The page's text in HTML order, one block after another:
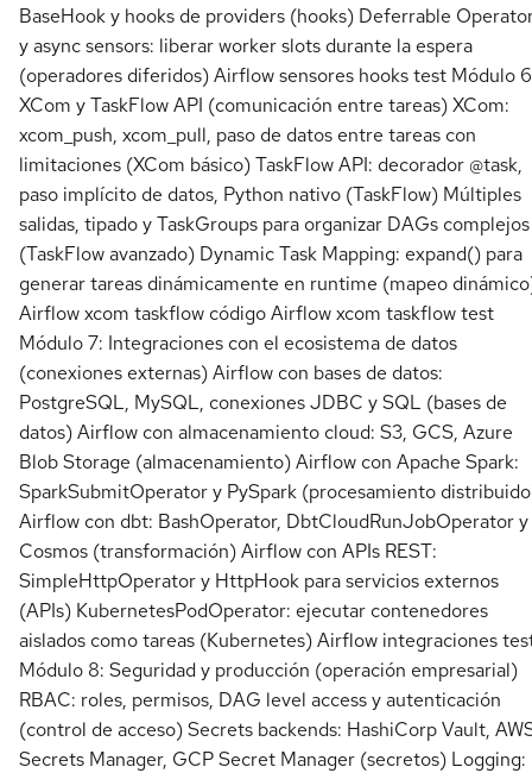
BaseHook y hooks de providers (hooks) Deferrable
y async sensors: liberar worker slots durante la espera
(operadores diferidos) Airflow sensores hooks test Módulo
XCom y TaskFlow API (comunicación entre tareas) XCom:
xcom_push, xcom_pull, paso de datos entre tareas con
limitaciones (XCom básico) TaskFlow API: decorador @task,
paso implícito de datos, Python nativo (TaskFlow) Múltiples
salidas, tipado y TaskGroups para organizar DAGs complejos
(TaskFlow avanzado) Dynamic Task Mapping: expand() para
generar tareas dinámicamente en runtime (mapeo
Airflow xcom taskflow código Airflow xcom taskflow test
Módulo 7: Integraciones con el ecosistema de datos
(conexiones externas) Airflow con bases de datos:
PostgreSQL, MySQL, conexiones JDBC y SQL (bases de
datos) Airflow con almacenamiento cloud: S3, GCS, Azure
Blob Storage (almacenamiento) Airflow con Apache Spark:
SparkSubmitOperator y PySpark (procesamiento
Airflow con dbt: BashOperator, DbtCloudRunJobOperator y
Cosmos (transformación) Airflow con APIs REST:
SimpleHttpOperator y HttpHook para servicios externos
(APIs) KubernetesPodOperator: ejecutar contenedores
aislados como tareas (Kubernetes) Airflow integraciones
Módulo 8: Seguridad y producción (operación empresarial)
RBAC: roles, permisos, DAG level access y autenticación
(control de acceso) Secrets backends: HashiCorp Vault,
Secrets Manager, GCP Secret Manager (secretos) Logging: